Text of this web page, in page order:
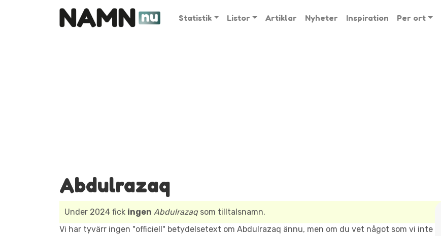
Statistik Listor Artiklar Nyheter Inspiration Per ort
Abdulrazaq
Under 2024 fick ingen Abdulrazaqsom tilltalsnamn.
Vi har tyvärr ingen "officiell" betydelsetext om Abdulrazaq ännu, men om du vet något som vi inte